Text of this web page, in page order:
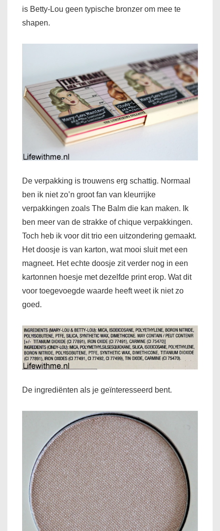
is Betty-Lou geen typische bronzer om mee te
shapen.
De verpakking is trouwens erg schattig. Normaal
ben ik niet zo’n groot fan van kleurrijke
verpakkingen zoals The Balm die kan maken. Ik
ben meer van de strakke of chique verpakkingen.
Toch heb ik voor dit trio een uitzondering gemaakt.
Het doosje is van karton, wat mooi sluit met een
magneet. Het echte doosje zit verder nog in een
kartonnen hoesje met dezelfde print erop. Wat dit
voor toegevoegde waarde heeft weet ik niet zo
goed.
De ingrediënten als je geïnteresseerd bent.